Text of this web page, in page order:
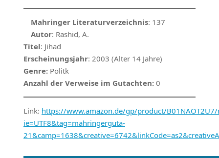
Mahringer Literaturverzeichnis: 137
Autor: Rashid, A.
Titel: Jihad
Erscheinungsjahr: 2003 (Alter 14 Jahre)
Genre: Politk
Anzahl der Verweise im Gutachten: 0
Link: https://www.amazon.de/gp/product/B01NAOT2U7/
ie=UTF8&tag=mahringerguta-